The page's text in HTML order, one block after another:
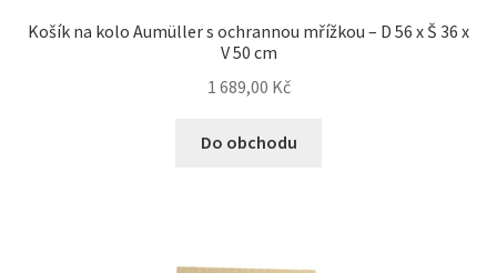
Košík na kolo Aumüller s ochrannou mřížkou – D 56 x Š 36 x
V 50 cm
1 689,00 Kč
Do obchodu